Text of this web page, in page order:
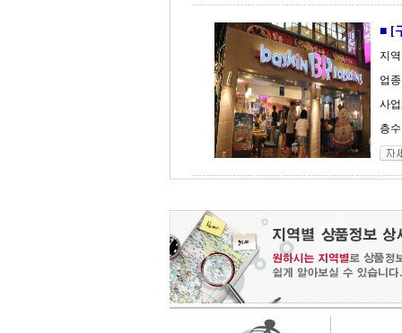
■ [
지
업
사
층